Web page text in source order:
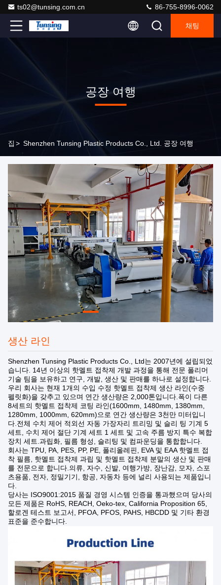
ts02@tunsing.com.cn 86-755-8996-0062
채팅
공장 여행
집 > Shenzhen Tunsing Plastic Products Co., Ltd. 공장 여행
생산 라인
Shenzhen Tunsing Plastic Products Co., Ltd는 2007년에 설립되었
습니다. 14년 이상의 핫멜트 접착제 개발 과정을 통해 전문 폴리머
기술 팀을 보유하고 연구, 개발, 생산 및 판매를 하나로 설정합니다.
우리 회사는 현재 1개의 수입 수정 핫멜트 접착제 생산 라인(수중
펠릿화)을 갖추고 있으며 연간 생산량은 2,000톤입니다.폭이 다른
8세트의 핫멜트 접착제 코팅 라인(1600mm, 1480mm, 1380mm,
1280mm, 1000mm, 620mm)으로 연간 생산량은 3천만 미터입니
다.전체 수치 제어 적외선 자동 가장자리 트리밍 및 슬리 팅 기계 5
세트, 수치 제어 절단 기계 세트 1 세트 및 고속 주름 방지 특수 복합
장치 세트.과립화, 필름 형성, 슬리팅 및 컴파운딩을 통합합니다.
회사는 TPU, PA, PES, PP, PE, 폴리올레핀, EVA 및 EAA 핫멜트 접
착 필름, 핫멜트 접착제 과립 및 핫멜트 접착제 분말의 생산 및 판매
를 전문으로 합니다.의류, 자수, 신발, 여행가방, 장난감, 모자, 스포
츠용품, 전자, 정밀기기, 항공, 자동차 등에 널리 사용되는 제품입니
다.
당사는 ISO9001:2015 품질 경영 시스템 인증을 통과했으며 당사의
모든 제품은 RoHS, REACH, Oeko-tex, California Proposition 65,
할로겐 테스트 보고서, PFOA, PFOS, PAHS, HBCDD 및 기타 환경
표준을 준수합니다.